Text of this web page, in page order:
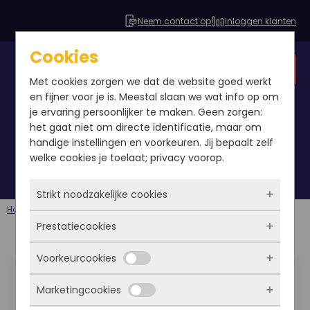
Neem contact op Inloggen klanten
cookies
Home Berichten cookies
Advies SEO Online
Marketing inzake de
Cookies
Met cookies zorgen we dat de website goed werkt
en fijner voor je is. Meestal slaan we wat info op om
je ervaring persoonlijker te maken. Geen zorgen:
het gaat niet om directe identificatie, maar om
handige instellingen en voorkeuren. Jij bepaalt zelf
welke cookies je toelaat; privacy voorop.
Strikt noodzakelijke cookies
Deze cookies zorgen ervoor dat de website
überhaupt werkt. Ze zijn dus altijd actief en
kunnen niet worden uitgezet. Meestal worden
ze alleen geplaatst als jij iets doet, zoals
inloggen, een formulier invullen of je
Prestatiecookies
Met deze cookies zien we hoe vaak onze site
bezocht wordt, waar bezoekers vandaan
komen en welke pagina’s populair zijn. Zo
Voorkeurcookies
Deze cookies onthouden jouw voorkeuren.
Marketingcookies